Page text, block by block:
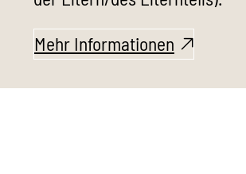
Mehr Informationen